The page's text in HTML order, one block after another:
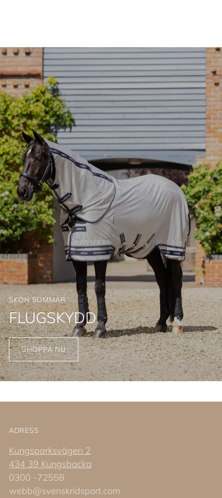
SKÖN SOMMAR
FLUGSKYDD
SHOPPA NU
ADRESS
Kungsparksvägen 2
434 39 Kungsbacka
0300 -72558
webb@svenskridsport.com